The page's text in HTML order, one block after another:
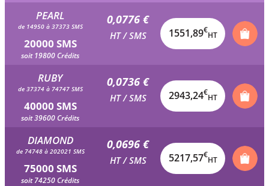
PEARL
de 14950 à 37373 SMS
20000 SMS
soit 19800 Crédits
0,0776 €
HT / SMS 1551,89€
HT
RUBY
de 37374 à 74747 SMS
40000 SMS
soit 39600 Crédits
0,0736 €
HT / SMS 2943,24€
HT
DIAMOND
de 74748 à 202021 SMS
75000 SMS
soit 74250 Crédits
0,0696 €
HT / SMS 5217,57€
HT